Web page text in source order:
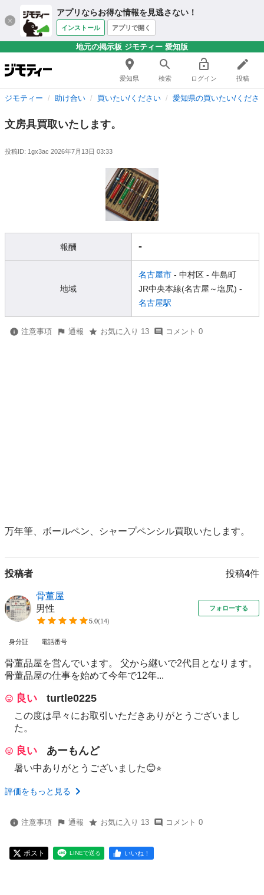
アプリならお得な情報を見逃さない！
インストール アプリで開く
地元の掲示板 ジモティー 愛知版
愛知県 検索 ログイン 投稿
ジモティー 助け合い 買いたい/ください 愛知県の買いたい/くださ
文房具買取いたします。
投稿ID: 1gx3ac 2026年7月13日 03:33
報酬 -
地域
名古屋市 - 中村区 - 牛島町
JR中央本線(名古屋～塩尻) -
名古屋駅
注意事項 通報 お気に入り 13 コメント 0
万年筆、ボールペン、シャープペンシル買取いたします。
投稿者 投稿4件
骨董屋
男性
5.0(14)
フォローする
身分証 電話番号
骨董品屋を営んでいます。 父から継いで2代目となります。
骨董品屋の仕事を始めて今年で12年...
良い turtle0225
この度は早々にお取引いただきありがとうございまし
た。
良い あーもんど
暑い中ありがとうございました😊⭐︎
評価をもっと見る
注意事項 通報 お気に入り 13 コメント 0
ポスト LINEで送る いいね！